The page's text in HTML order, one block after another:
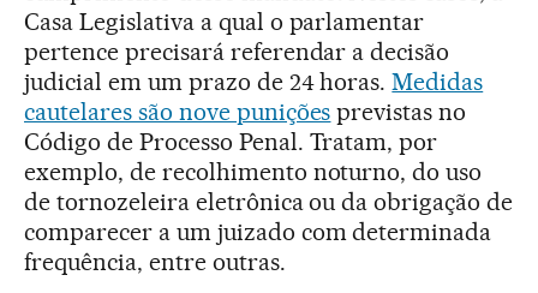
Casa Legislativa a qual o parlamentar
pertence precisará referendar a decisão
judicial em um prazo de 24 horas.Medidas
cautelares são nove punições previstas no
Código de Processo Penal. Tratam, por
exemplo, de recolhimento noturno, do uso
de tornozeleira eletrônica ou da obrigação de
comparecer a um juizado com determinada
frequência, entre outras.